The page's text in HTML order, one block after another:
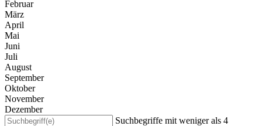
Februar
März
April
Mai
Juni
Juli
August
September
Oktober
November
Dezember
Suchbegriffe mit weniger als 4